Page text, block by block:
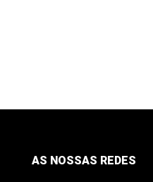
AS NOSSAS REDES